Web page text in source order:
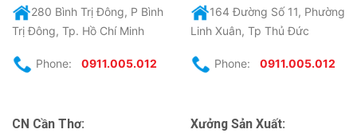
280 Bình Trị Đông, P Bình
Trị Đông, Tp. Hồ Chí Minh
Phone: 0911.005.012
164 Đường Số 11, Phường
Linh Xuân, Tp Thủ Đức
Phone: 0911.005.012
CN Cần Thơ: Xưởng Sản Xuất: